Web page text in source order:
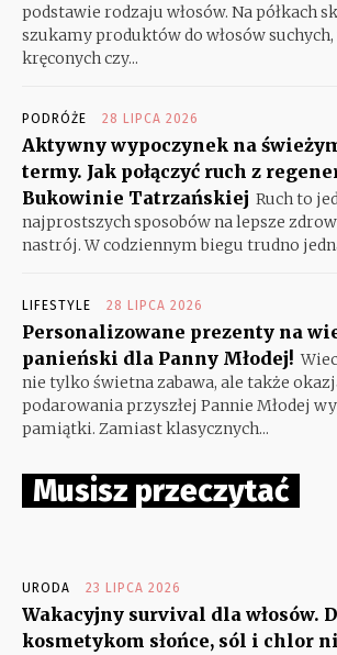
podstawie rodzaju włosów. Na półkach
szukamy produktów do włosów
kręconych czy...
PODRÓŻE 28 LIPCA 2026
Aktywny wypoczynek na
termy. Jak połączyć ruch z
Bukowinie Tatrzańskiej Ruch to
najprostszych sposobów na lepsze
nastrój. W codziennym biegu trudno
LIFESTYLE 28 LIPCA 2026
Personalizowane prezenty na
panieński dla Panny Młodej!
nie tylko świetna zabawa, ale także
podarowania przyszłej Pannie Młodej
pamiątki. Zamiast klasycznych...
Musisz przeczytać
URODA 23 LIPCA 2026
Wakacyjny survival dla włosów.
kosmetykom słońce, sól i chlor